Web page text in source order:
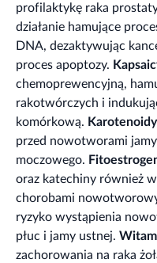
profilaktykę raka
działanie hamujące
DNA, dezaktywując
proces apoptozy.
chemoprewencyjną,
rakotwórczych i
komórkową. Karotenoidy
przed nowotworami
moczowego.
oraz katechiny również
chorobami
ryzyko wystąpienia
płuc i jamy ustnej.
zachorowania na raka